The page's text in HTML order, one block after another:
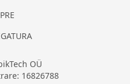
OÜ
16826788